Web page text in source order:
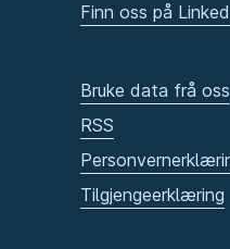
Finn oss på
Bruke data frå oss
RSS
Tilgjengeerklæring